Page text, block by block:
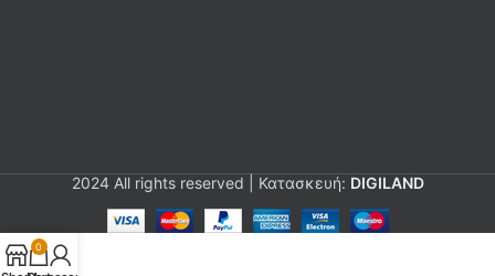
2024 All rights reserved | Κατασκευή: DIGILAND
0